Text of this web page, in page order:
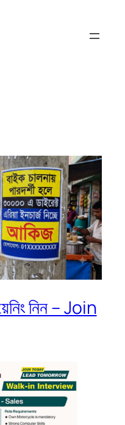
নিন – Join